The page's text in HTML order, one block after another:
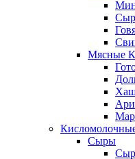
Мясные
Сыры